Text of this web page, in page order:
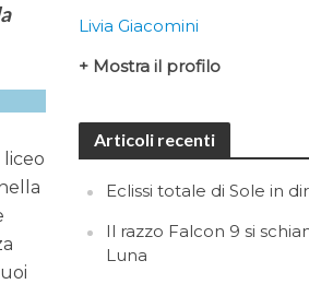
liceo
Livia Giacomini
+ Mostra il profilo
Articoli recenti
Eclissi totale di Sole in
Il razzo Falcon 9 si
Luna